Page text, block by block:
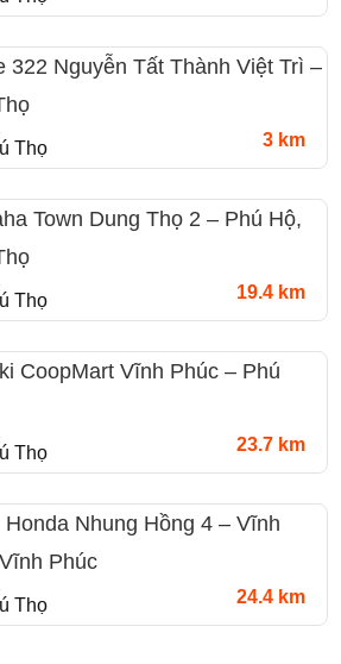
322 Nguyễn Tất Thành Việt Trì –
Thọ 3 km
Town Dung Thọ 2 – Phú Hộ,
Thọ 19.4 km
CoopMart Vĩnh Phúc – Phú
Thọ 23.7 km
Honda Nhung Hồng 4 – Vĩnh
Phúc
Thọ 24.4 km